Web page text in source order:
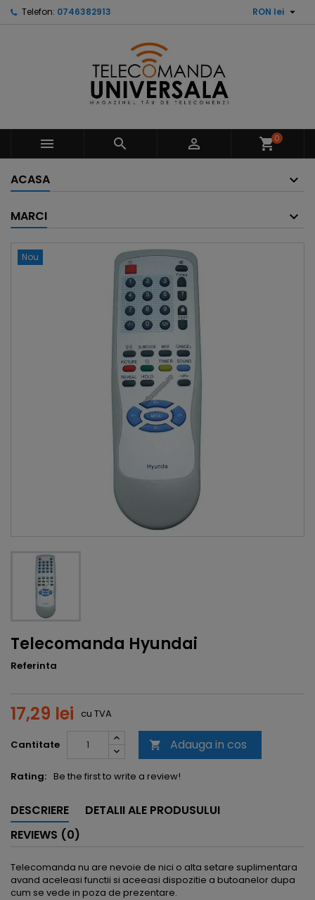
Telefon: 0746382913 RON lei 
   shopping_cart0
ACASA
MARCI
Nou
Telecomanda Hyundai
Referinta
17,29 lei cu TVA
Cantitate  Adauga in cos
Rating: Be the first to write a review!
DESCRIERE
DETALII ALE PRODUSULUI
REVIEWS (0)
Telecomanda nu are nevoie de nici o alta setare suplimentara
avand aceleasi functii si aceeasi dispozitie a butoanelor dupa
cum se vede in poza de prezentare.